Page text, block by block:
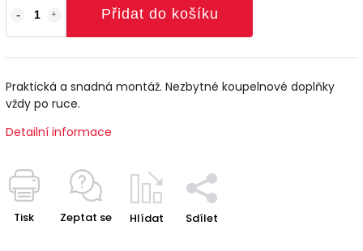
Přidat do košíku
Praktická a snadná montáž. Nezbytné koupelnové doplňky
vždy po ruce.
Detailní informace
Tisk Zeptat se Hlídat Sdílet